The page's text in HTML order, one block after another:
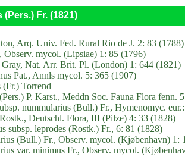
Fr. (1821)
Arq. Univ. Fed. Rural Rio de J. 2: 83 (1788)
Observ. mycol. (Lipsiae) 1: 85 (1796)
Nat. Arr. Brit. Pl. (London) 1: 644 (1821)
Pat., Annls mycol. 5: 365 (1907)
(Fr.) Torrend
P. Karst., Meddn Soc. Fauna Flora fenn.
nummularius (Bull.) Fr., Hymenomyc.
Deutschl. Flora, III (Pilze) 4: 33 (1828)
subsp. leprodes (Rostk.) Fr., 6: 81 (1828)
(Bull.) Fr., Observ. mycol. (Kjøbenhavn) 1:
var. minimus Fr., Observ. mycol.